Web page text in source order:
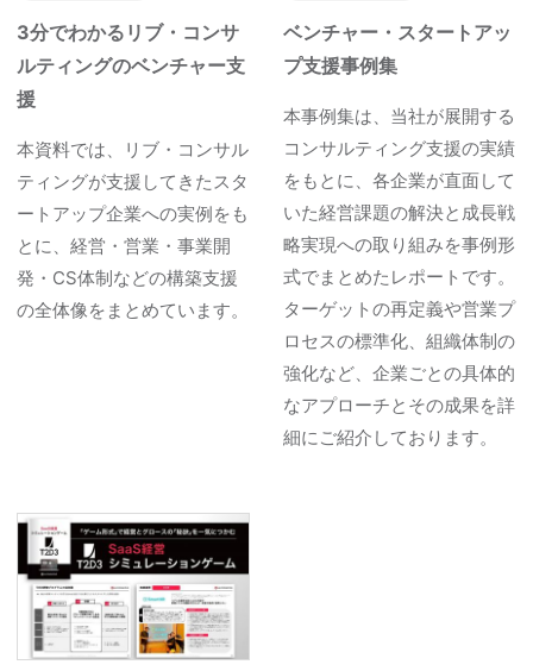
3分でわかるリブ・コンサ
ルティングのベンチャー支
援
本資料では、リブ・コンサル
ティングが支援してきたスタ
ートアップ企業への実例をも
とに、経営・営業・事業開
発・CS体制などの構築支援
の全体像をまとめています。
ベンチャー・スタートアッ
プ支援事例集
本事例集は、当社が展開する
コンサルティング支援の実績
をもとに、各企業が直面して
いた経営課題の解決と成長戦
略実現への取り組みを事例形
式でまとめたレポートです。
ターゲットの再定義や営業プ
ロセスの標準化、組織体制の
強化など、企業ごとの具体的
なアプローチとその成果を詳
細にご紹介しております。